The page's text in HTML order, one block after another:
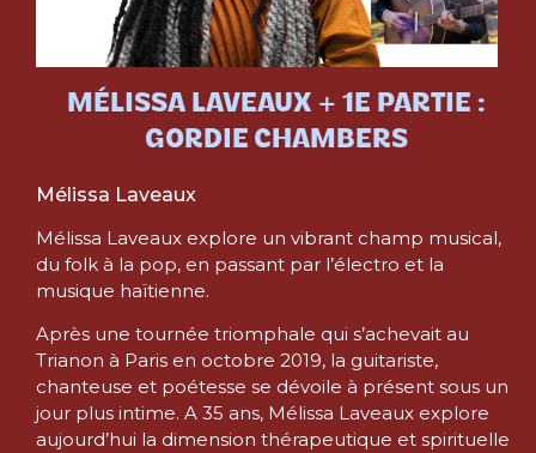
MÉLISSA LAVEAUX + 1E PARTIE :
GORDIE CHAMBERS
Mélissa Laveaux
Mélissa Laveaux explore un vibrant champ musical,
du folk à la pop, en passant par l’électro et la
musique haïtienne.
Après une tournée triomphale qui s’achevait au
Trianon à Paris en octobre 2019, la guitariste,
chanteuse et poétesse se dévoile à présent sous un
jour plus intime. A 35 ans, Mélissa Laveaux explore
aujourd’hui la dimension thérapeutique et spirituelle